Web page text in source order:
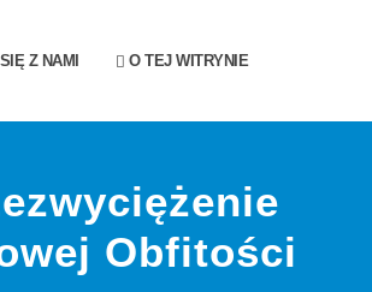
Z NAMI O TEJ WITRYNIE
Obfitości